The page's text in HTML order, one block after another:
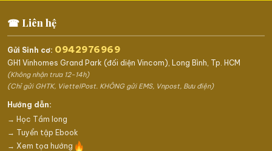
☎ Liên hệ
Gửi Sinh cơ: 0942976969
GH1 Vinhomes Grand Park (đối diện Vincom), Long Bình, Tp. HCM
(Không nhận trưa 12-14h)
(Chỉ gửi GHTK, ViettelPost. KHÔNG gửi EMS, Vnpost, Bưu điện)
Hướng dẫn:
→ Học Tầm long
→ Tuyển tập Ebook
→ Xem tọa hướng